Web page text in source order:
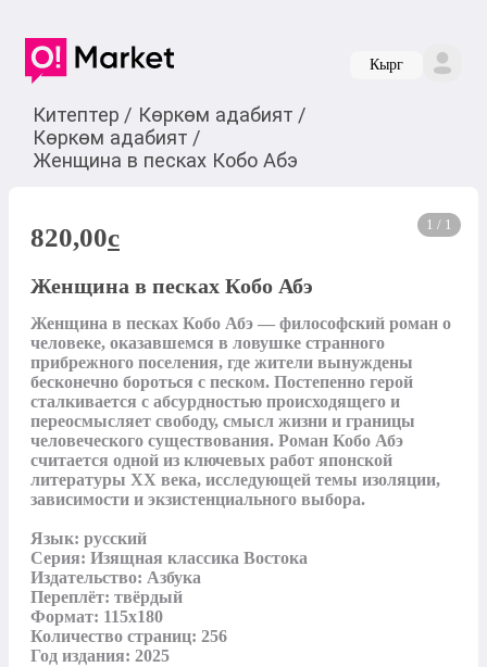
Кырг
Китептер / Көркөм адабият /
Көркөм адабият /
Женщина в песках Кобо Абэ
1 / 1
820,00c
Женщина в песках Кобо Абэ
Женщина в песках Кобо Абэ — философский роман о
человеке, оказавшемся в ловушке странного
прибрежного поселения, где жители вынуждены
бесконечно бороться с песком. Постепенно герой
сталкивается с абсурдностью происходящего и
переосмысляет свободу, смысл жизни и границы
человеческого существования. Роман Кобо Абэ
считается одной из ключевых работ японской
литературы XX века, исследующей темы изоляции,
зависимости и экзистенциального выбора.
Язык: русский
Серия: Изящная классика Востока
Издательство: Азбука
Переплёт: твёрдый
Формат: 115х180
Количество страниц: 256
Год издания: 2025